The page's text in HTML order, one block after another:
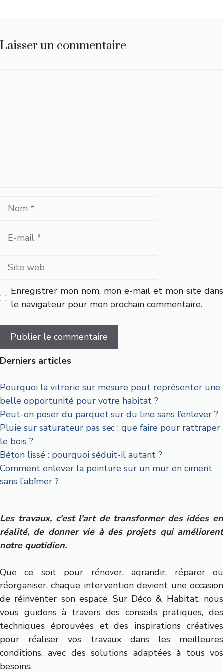
Laisser un commentaire
Nom
Site
Enregistrer mon nom, mon e-mail et mon site dans
le navigateur pour mon prochain commentaire.
Derniers articles
Pourquoi la vitrerie sur mesure peut représenter une
belle opportunité pour votre habitat ?
Peut-on poser du parquet sur du lino sans l’enlever ?
Pluie sur saturateur pas sec : que faire pour rattraper
le bois ?
Béton lissé : pourquoi séduit-il autant ?
Comment enlever la peinture sur un mur en ciment
sans l’abîmer ?
Les travaux, c'est l'art de transformer des idées en
réalité, de donner vie à des projets qui améliorent
notre quotidien.
Que ce soit pour rénover, agrandir, réparer ou
réorganiser, chaque intervention devient une occasion
de réinventer son espace. Sur Déco & Habitat, nous
vous guidons à travers des conseils pratiques, des
techniques éprouvées et des inspirations créatives
pour réaliser vos travaux dans les meilleures
conditions, avec des solutions adaptées à tous vos
besoins.